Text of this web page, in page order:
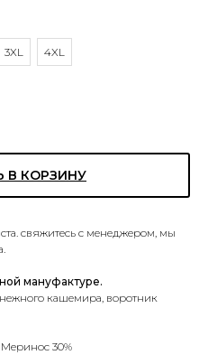
3XL 4XL
В КОРЗИНУ
свяжитесь с менеджером, мы
мануфактуре.
кашемира, воротник
30%